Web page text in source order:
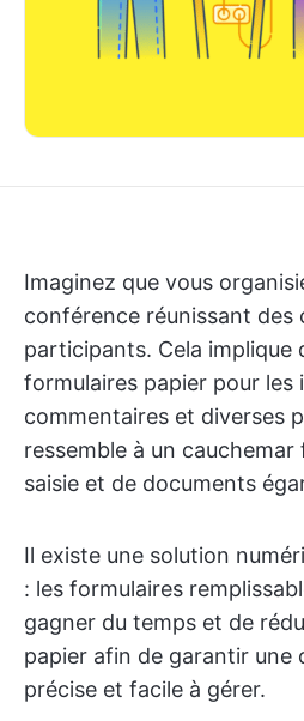
Imaginez que vous
conférence réunissant des
participants. Cela implique
formulaires papier pour les
commentaires et diverses
ressemble à un
saisie et de documents
Il existe une solution
: les formulaires
gagner du temps et de
papier afin de garantir une
précise et facile à gérer.